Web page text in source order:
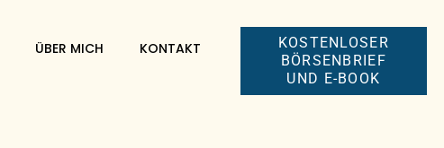
ÜBER MICH KONTAKT
KOSTENLOSER
BÖRSENBRIEF
UND E-BOOK